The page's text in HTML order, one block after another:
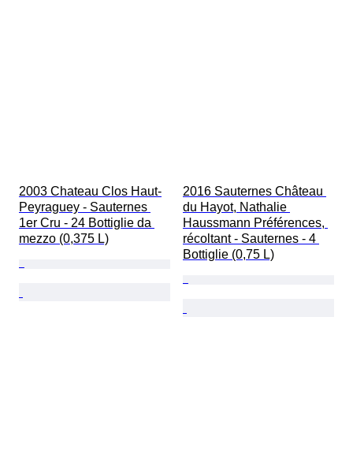
2003 Chateau Clos Haut-
Peyraguey - Sauternes
1er Cru - 24 Bottiglie da
mezzo (0,375 L)
2016 Sauternes Château
du Hayot, Nathalie
Haussmann Préférences,
récoltant - Sauternes - 4
Bottiglie (0,75 L)